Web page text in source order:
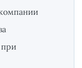
при